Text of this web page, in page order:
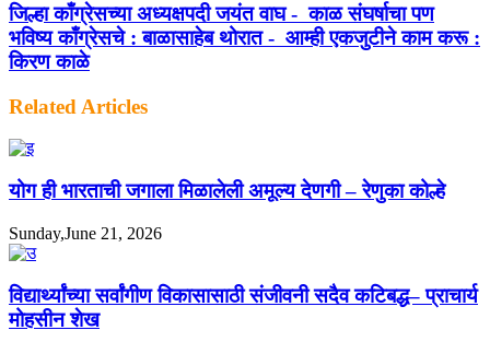
जिल्हा काँग्रेसच्या अध्यक्षपदी जयंत वाघ - ⁠ काळ संघर्षाचा पण
भविष्य काँग्रेसचे : बाळासाहेब थोरात - ⁠ आम्ही एकजुटीने काम करू :
किरण काळे
Related Articles
योग ही भारताची जगाला मिळालेली अमूल्य देणगी – रेणुका कोल्हे
Sunday,June 21, 2026
विद्यार्थ्यांच्या सर्वांगीण विकासासाठी संजीवनी सदैव कटिबद्ध– प्राचार्य
मोहसीन शेख